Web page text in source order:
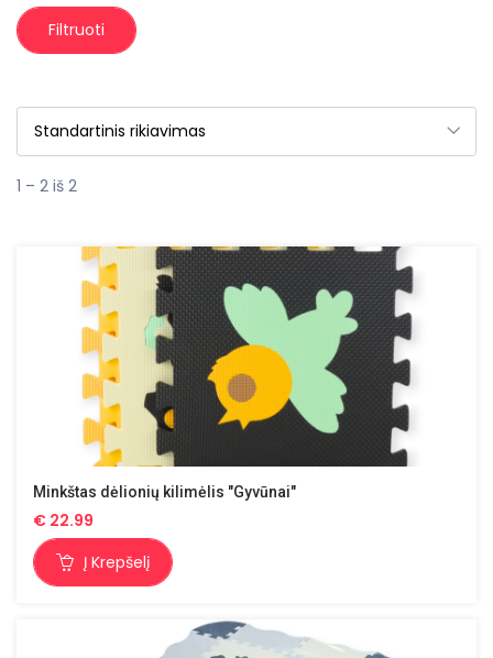
Filtruoti
1 – 2 iš 2
Minkštas dėlionių kilimėlis "Gyvūnai"
€ 22.99
Į Krepšelį